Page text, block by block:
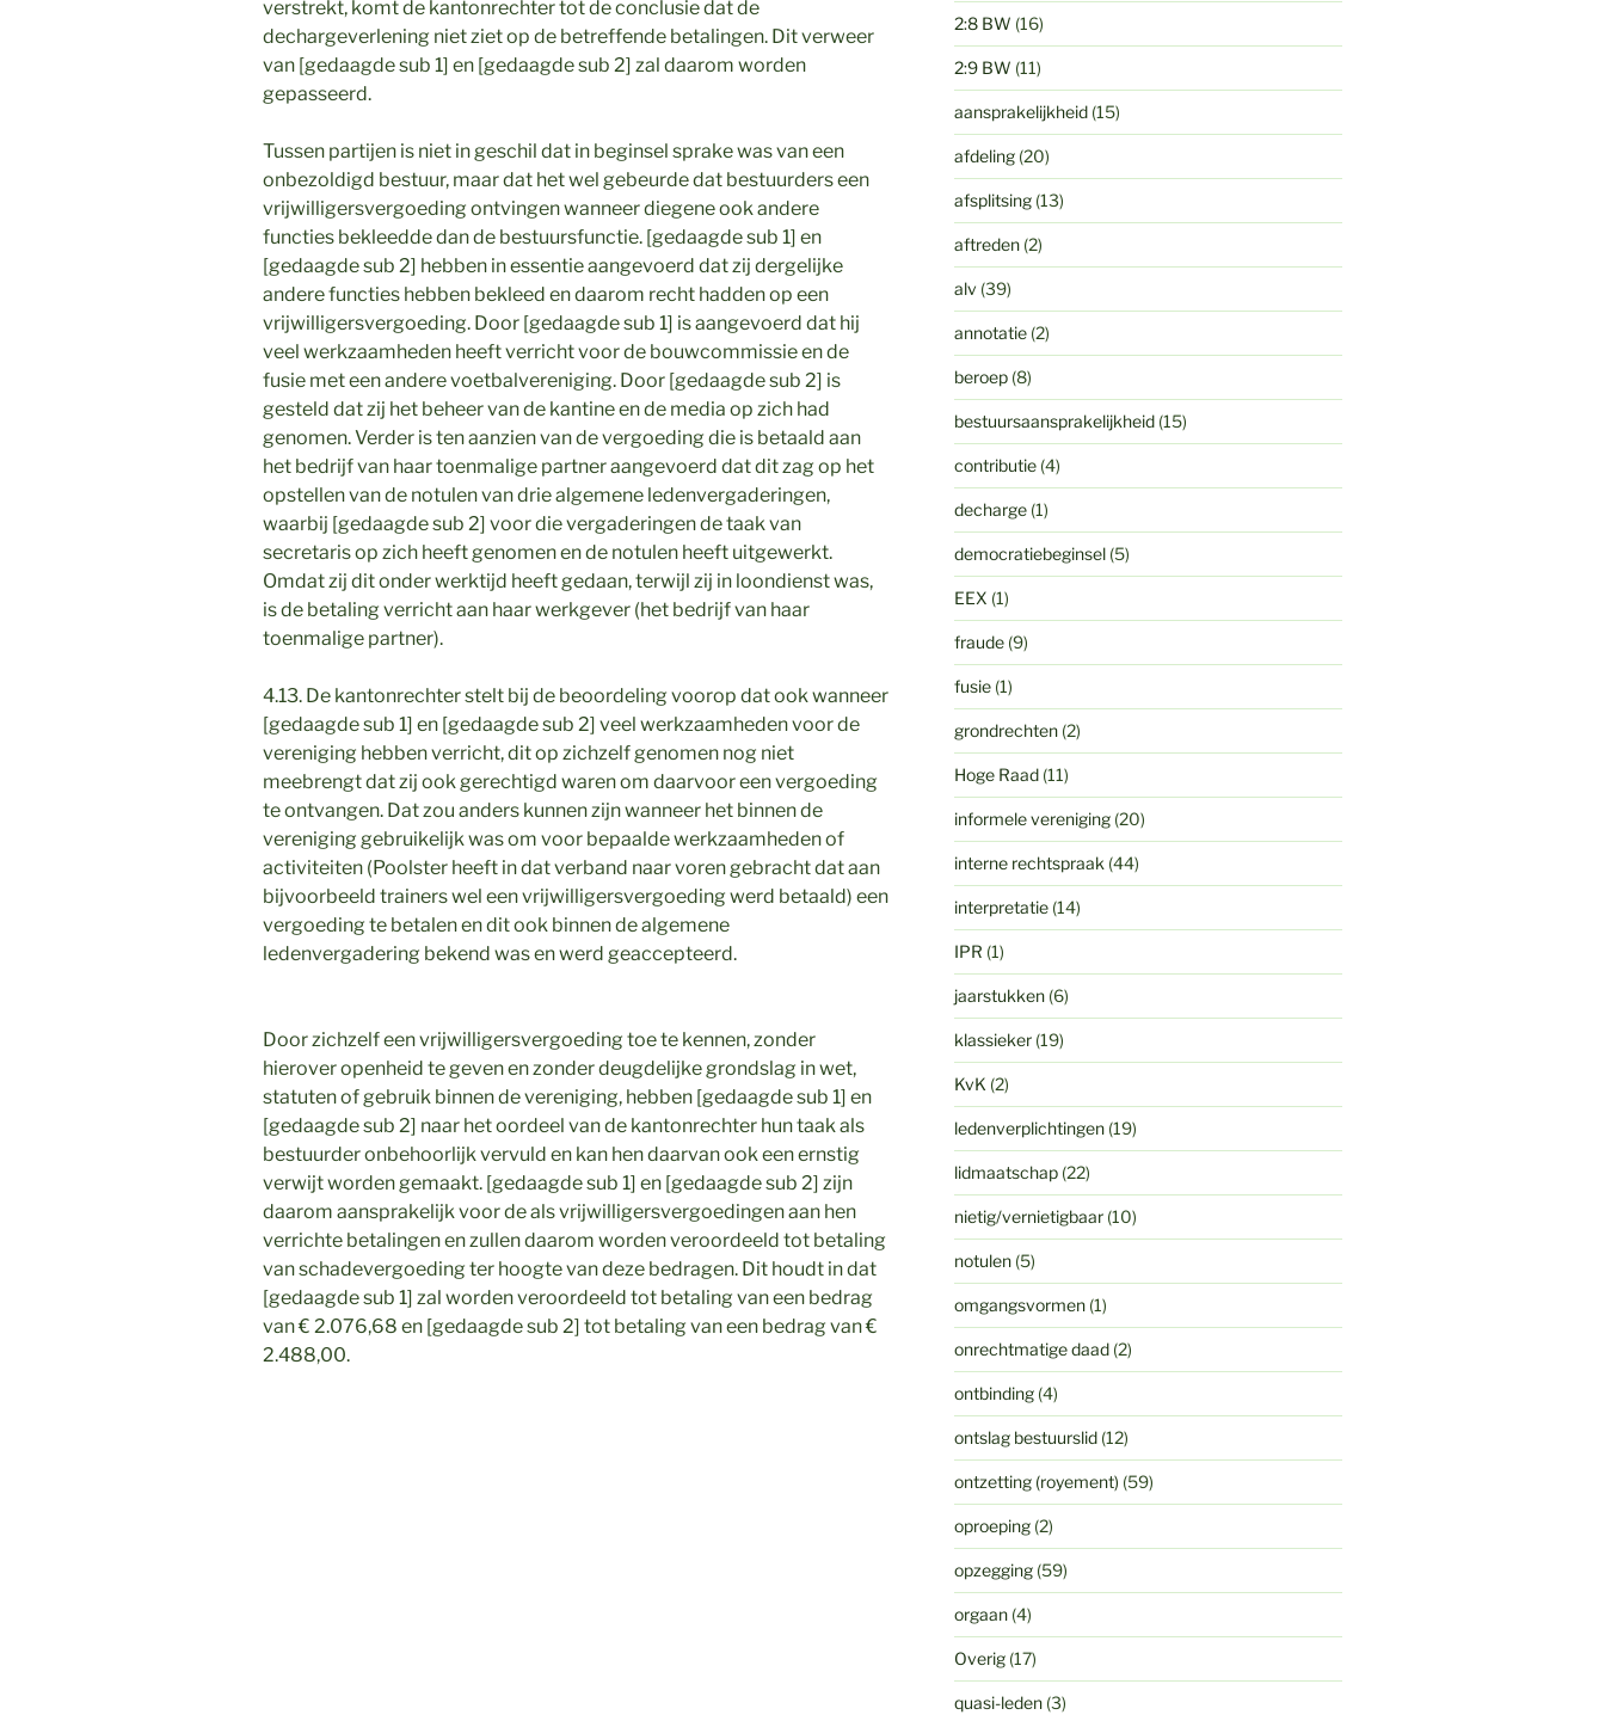
verstrekt, komt de kantonrechter tot de conclusie dat de
dechargeverlening niet ziet op de betreffende betalingen. Dit verweer
van [gedaagde sub 1] en [gedaagde sub 2] zal daarom worden
gepasseerd.
Tussen partijen is niet in geschil dat in beginsel sprake was van een
onbezoldigd bestuur, maar dat het wel gebeurde dat bestuurders een
vrijwilligersvergoeding ontvingen wanneer diegene ook andere
functies bekleedde dan de bestuursfunctie. [gedaagde sub 1] en
[gedaagde sub 2] hebben in essentie aangevoerd dat zij dergelijke
andere functies hebben bekleed en daarom recht hadden op een
vrijwilligersvergoeding. Door [gedaagde sub 1] is aangevoerd dat hij
veel werkzaamheden heeft verricht voor de bouwcommissie en de
fusie met een andere voetbalvereniging. Door [gedaagde sub 2] is
gesteld dat zij het beheer van de kantine en de media op zich had
genomen. Verder is ten aanzien van de vergoeding die is betaald aan
het bedrijf van haar toenmalige partner aangevoerd dat dit zag op het
opstellen van de notulen van drie algemene ledenvergaderingen,
waarbij [gedaagde sub 2] voor die vergaderingen de taak van
secretaris op zich heeft genomen en de notulen heeft uitgewerkt.
Omdat zij dit onder werktijd heeft gedaan, terwijl zij in loondienst was,
is de betaling verricht aan haar werkgever (het bedrijf van haar
toenmalige partner).
4.13. De kantonrechter stelt bij de beoordeling voorop dat ook wanneer
[gedaagde sub 1] en [gedaagde sub 2] veel werkzaamheden voor de
vereniging hebben verricht, dit op zichzelf genomen nog niet
meebrengt dat zij ook gerechtigd waren om daarvoor een vergoeding
te ontvangen. Dat zou anders kunnen zijn wanneer het binnen de
vereniging gebruikelijk was om voor bepaalde werkzaamheden of
activiteiten (Poolster heeft in dat verband naar voren gebracht dat aan
bijvoorbeeld trainers wel een vrijwilligersvergoeding werd betaald) een
vergoeding te betalen en dit ook binnen de algemene
ledenvergadering bekend was en werd geaccepteerd.
Door zichzelf een vrijwilligersvergoeding toe te kennen, zonder
hierover openheid te geven en zonder deugdelijke grondslag in wet,
statuten of gebruik binnen de vereniging, hebben [gedaagde sub 1] en
[gedaagde sub 2] naar het oordeel van de kantonrechter hun taak als
bestuurder onbehoorlijk vervuld en kan hen daarvan ook een ernstig
verwijt worden gemaakt. [gedaagde sub 1] en [gedaagde sub 2] zijn
daarom aansprakelijk voor de als vrijwilligersvergoedingen aan hen
verrichte betalingen en zullen daarom worden veroordeeld tot betaling
van schadevergoeding ter hoogte van deze bedragen. Dit houdt in dat
[gedaagde sub 1] zal worden veroordeeld tot betaling van een bedrag
van € 2.076,68 en [gedaagde sub 2] tot betaling van een bedrag van €
2.488,00.
2:8 BW (16)
2:9 BW (11)
aansprakelijkheid(15)
afdeling(20)
afsplitsing(13)
aftreden(2)
alv (39)
annotatie(2)
beroep(8)
bestuursaansprakelijkheid(15)
contributie(4)
decharge(1)
democratiebeginsel(5)
EEX (1)
fraude(9)
fusie(1)
grondrechten(2)
Hoge Raad(11)
informele vereniging(20)
interne rechtspraak (44)
interpretatie(14)
IPR (1)
jaarstukken(6)
klassieker(19)
KvK (2)
ledenverplichtingen(19)
lidmaatschap(22)
nietig/vernietigbaar(10)
notulen(5)
omgangsvormen(1)
onrechtmatige daad(2)
ontbinding(4)
ontslag bestuurslid(12)
ontzetting (royement) (59)
oproeping(2)
opzegging(59)
orgaan(4)
Overig(17)
quasi-leden(3)